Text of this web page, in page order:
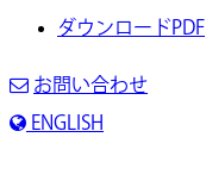
ダウンロードPDF
お問い合わせ
ENGLISH